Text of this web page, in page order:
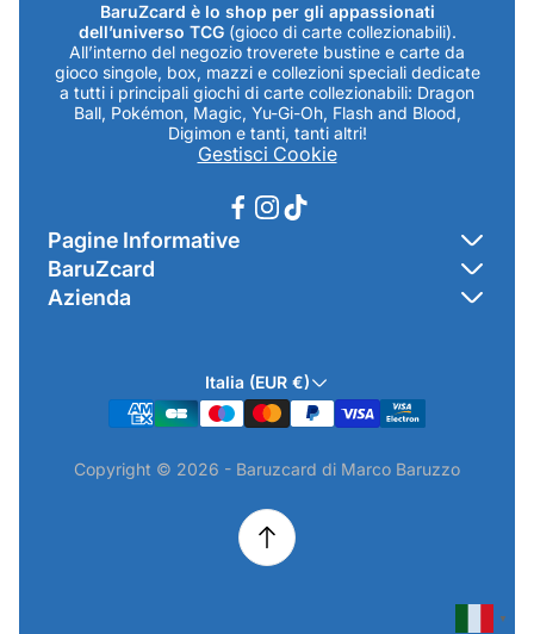
BaruZcard è lo shop per gli appassionati
dell’universo TCG (gioco di carte collezionabili).
All’interno del negozio troverete bustine e carte da
gioco singole, box, mazzi e collezioni speciali dedicate
a tutti i principali giochi di carte collezionabili: Dragon
Ball, Pokémon, Magic, Yu-Gi-Oh, Flash and Blood,
Digimon e tanti, tanti altri!
Gestisci Cookie
Pagine Informative
Contatti
Termini & Condizioni
Informativa Prodotti ExtraEU
BaruZcard
Chi-sono
Scopri il Negozio Fisico !
Azienda
Indirizzo Negozio: Via Luigi Valentini 1a Traversa - SNC
19021 Arcola (SP)
P.IVA.: 01520250117
Telefono/Whatsapp: 3288853914
Italia (EUR €)
Copyright © 2026 - Baruzcard di Marco Baruzzo
▼